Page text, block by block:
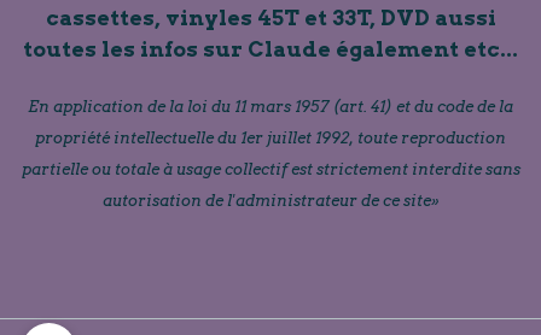
cassettes, vinyles 45T et 33T, DVD aussi
toutes les infos sur Claude également etc...
En application de la loi du 11 mars 1957 (art. 41) et du code de la
propriété intellectuelle du 1er juillet 1992, toute reproduction
partielle ou totale à usage collectif est strictement interdite sans
autorisation de l'administrateur de ce site»